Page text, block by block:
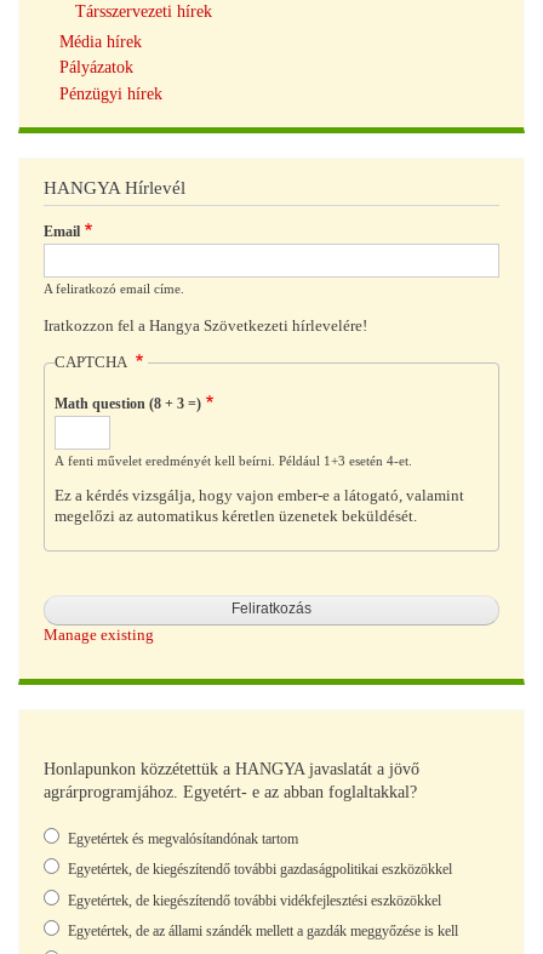
Társszervezeti hírek
Média hírek
Pályázatok
Pénzügyi hírek
HANGYA Hírlevél
Email
A feliratkozó email címe.
Iratkozzon fel a Hangya Szövetkezeti hírlevelére!
CAPTCHA
Math question (8 + 3 =)
A fenti művelet eredményét kell beírni. Például 1+3 esetén 4-et.
Ez a kérdés vizsgálja, hogy vajon ember-e a látogató, valamint
megelőzi az automatikus kéretlen üzenetek beküldését.
Manage existing
Honlapunkon közzétettük a HANGYA javaslatát a jövő
agrárprogramjához. Egyetért- e az abban foglaltakkal?
Választások
Egyetértek és megvalósítandónak tartom
Egyetértek, de kiegészítendő további gazdaságpolitikai eszközökkel
Egyetértek, de kiegészítendő további vidékfejlesztési eszközökkel
Egyetértek, de az állami szándék mellett a gazdák meggyőzése is kell